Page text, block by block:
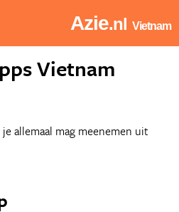
Azie.nl Vietnam
Vietnam
allemaal mag meenemen uit